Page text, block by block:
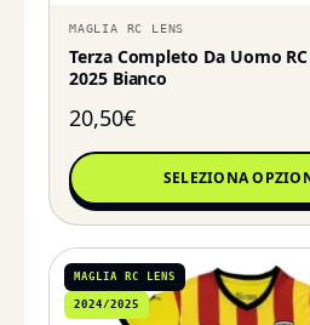
MAGLIA RC LENS
Terza Completo Da Uomo
2025 Bianco
20,50€
SELEZIONA
MAGLIA RC LENS
2024/2025